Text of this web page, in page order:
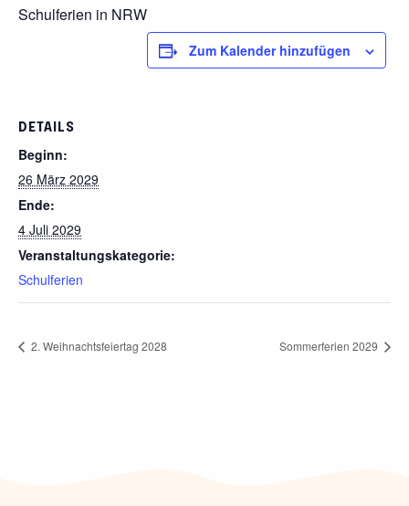
Schulferien in NRW
Zum Kalender hinzufügen
DETAILS
Beginn:
26 März 2029
Ende:
4 Juli 2029
Veranstaltungskategorie:
Schulferien
2. Weihnachtsfeiertag 2028 Sommerferien 2029